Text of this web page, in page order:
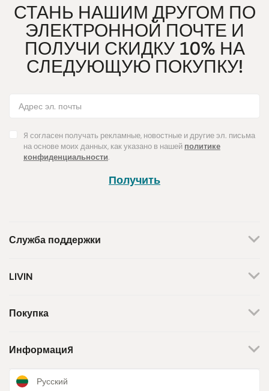
СТАНЬ НАШИМ ДРУГОМ ПО
ЭЛЕКТРОННОЙ ПОЧТЕ И
ПОЛУЧИ СКИДКУ 10% НА
СЛЕДУЮЩУЮ ПОКУПКУ!
Я согласен получать рекламные, новостные и другие эл. письма
на основе моих данных, как указано в нашей политике
конфиденциальности.
Получить
Служба поддержки
Написать запрос
Мы работаем по будням.
LIVIN
Контакты
Бренды
Подарочные купоны
Покупка
Доставка
Информация
Новости и статьи
Русский